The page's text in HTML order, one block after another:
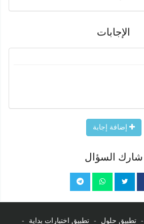
الإجابات
إضافة إجابة
شارك السؤال
- تطبيق حلول - تطبيق اختبارات بداية -